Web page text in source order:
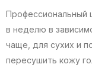
Профессиональный
в неделю в
чаще, для сухих и
пересушить кожу